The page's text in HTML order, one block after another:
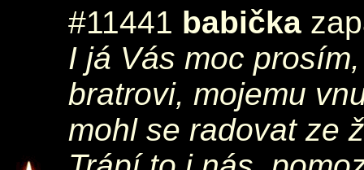
#11441 babička
I já Vás moc
bratrovi, mojemu
mohl se radovat ze